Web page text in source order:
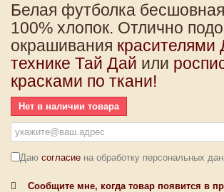
Белая футболка
100% хлопок. Отлично
окрашивания красителями
технике Тай Дай или
красками по ткани!
Нет в наличии товара
Даю согласие на обработку персональных
Сообщите мне, когда товар появится в